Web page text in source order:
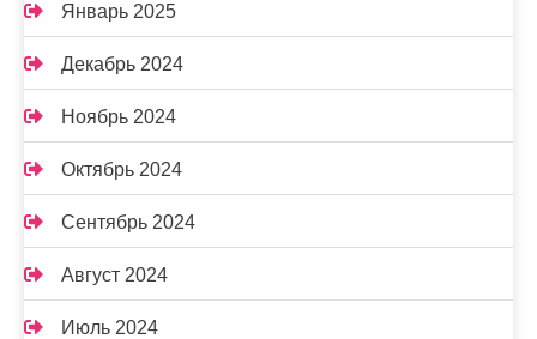
Январь 2025
Декабрь 2024
Ноябрь 2024
Октябрь 2024
Сентябрь 2024
Август 2024
Июль 2024